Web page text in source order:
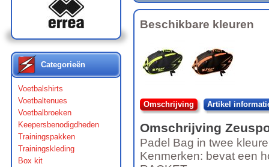
Categorieën
Voetbalshirts
Voetbaltenues
Voetbalbroeken
Keepersbenodigdheden
Trainingspakken
Trainingskleding
Box kit
Beschikbare kleuren
Omschrijving Artikel
Omschrijving
Padel Bag in twee
Kenmerken: bevat een